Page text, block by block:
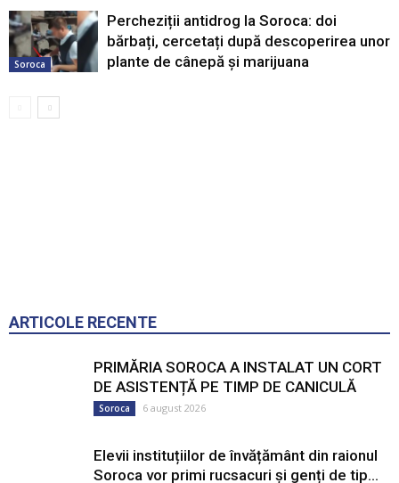
Soroca
Percheziții antidrog la Soroca: doi
bărbați, cercetați după descoperirea unor
plante de cânepă și marijuana
ARTICOLE RECENTE
PRIMĂRIA SOROCA A INSTALAT UN CORT
DE ASISTENȚĂ PE TIMP DE CANICULĂ
Soroca 6 august 2026
Elevii instituțiilor de învățământ din raionul
Soroca vor primi rucsacuri și genți de tip...